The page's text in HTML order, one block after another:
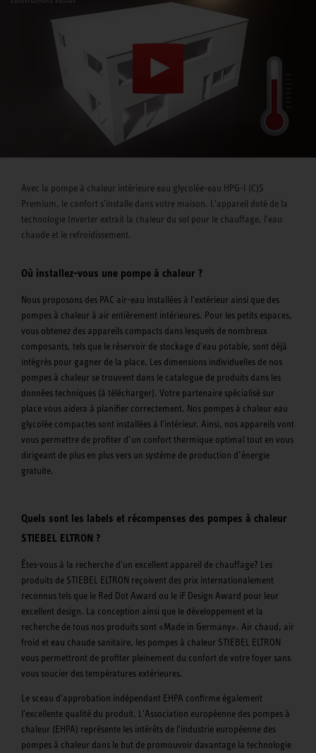
Avec la pompe à chaleur intérieure eau glycolée-eau HPG-I (C)S
Premium, le confort s'installe dans votre maison. L'appareil doté de la
technologie Inverter extrait la chaleur du sol pour le chauffage, l'eau
chaude et le refroidissement.
Où installez-vous une pompe à chaleur ?
Nous proposons des PAC air-eau installées à l'extérieur ainsi que des
pompes à chaleur à air entièrement intérieures. Pour les petits espaces,
vous obtenez des appareils compacts dans lesquels de nombreux
composants, tels que le réservoir de stockage d'eau potable, sont déjà
intégrés pour gagner de la place. Les dimensions individuelles de nos
pompes à chaleur se trouvent dans le catalogue de produits dans les
données techniques (à télécharger). Votre partenaire spécialisé sur
place vous aidera à planifier correctement. Nos pompes à chaleur eau
glycolée compactes sont installées à l'intérieur. Ainsi, nos appareils vont
vous permettre de profiter d’un confort thermique optimal tout en vous
dirigeant de plus en plus vers un système de production d’énergie
gratuite.
Quels sont les labels et récompenses des pompes à chaleur
STIEBEL ELTRON ?
Êtes-vous à la recherche d'un excellent appareil de chauffage? Les
produits de STIEBEL ELTRON reçoivent des prix internationalement
reconnus tels que le Red Dot Award ou le iF Design Award pour leur
excellent design. La conception ainsi que le développement et la
recherche de tous nos produits sont «Made in Germany». Air chaud, air
froid et eau chaude sanitaire, les pompes à chaleur STIEBEL ELTRON
vous permettront de profiter pleinement du confort de votre foyer sans
vous soucier des températures extérieures.
Le sceau d'approbation indépendant EHPA confirme également
l'excellente qualité du produit. L'Association européenne des pompes à
chaleur (EHPA) représente les intérêts de l'industrie européenne des
pompes à chaleur dans le but de promouvoir davantage la technologie